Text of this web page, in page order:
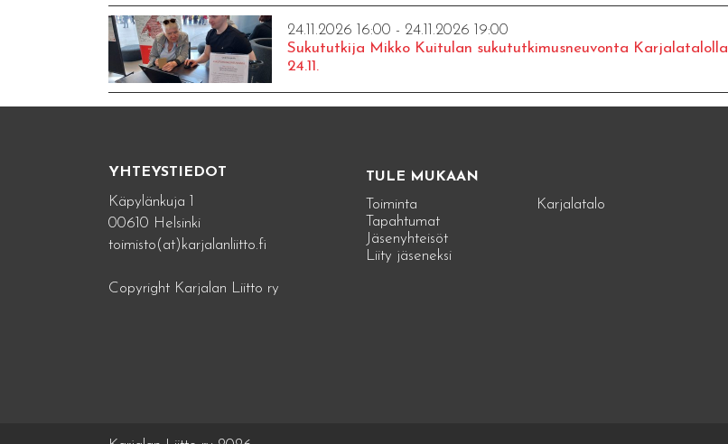
24.11.2026 16:00 - 24.11.2026 19:00
Sukututkija Mikko Kuitulan sukututkimusneuvonta Karjalatalolla
24.11.
YHTEYSTIEDOT
Käpylänkuja 1
00610 Helsinki
toimisto(at)karjalanliitto.fi
Copyright Karjalan Liitto ry
TULE MUKAAN
Toiminta
Tapahtumat
Jäsenyhteisöt
Liity jäseneksi
Karjalatalo